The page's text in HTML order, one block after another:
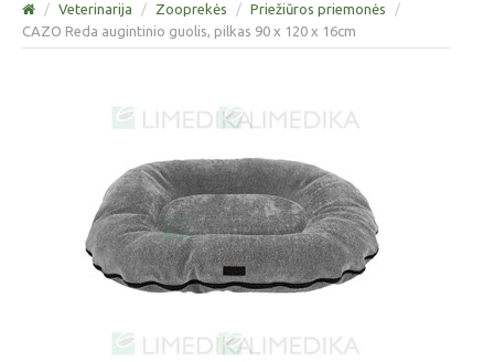
/ Veterinarija / Zooprekės / Priežiūros priemonės
/
CAZO Reda augintinio guolis, pilkas 90 x 120 x 16cm